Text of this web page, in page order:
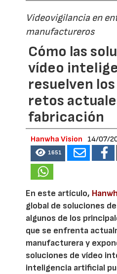
Videovigilancia en
manufactureros
Cómo las
vídeo
resuelven
retos
fabricación
Hanwha Vision 14/07/
1651
En este artículo,
global de soluciones
algunos de los
que se enfrenta
manufacturera y
soluciones de vídeo
inteligencia artificial